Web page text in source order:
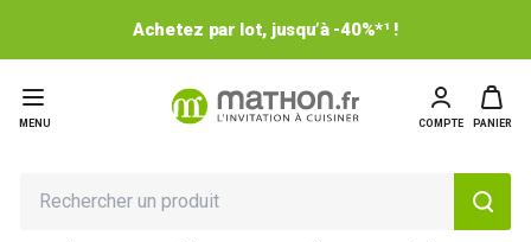
Achetez par lot, jusqu’à -40%*¹ !
MENU COMPTE PANIER